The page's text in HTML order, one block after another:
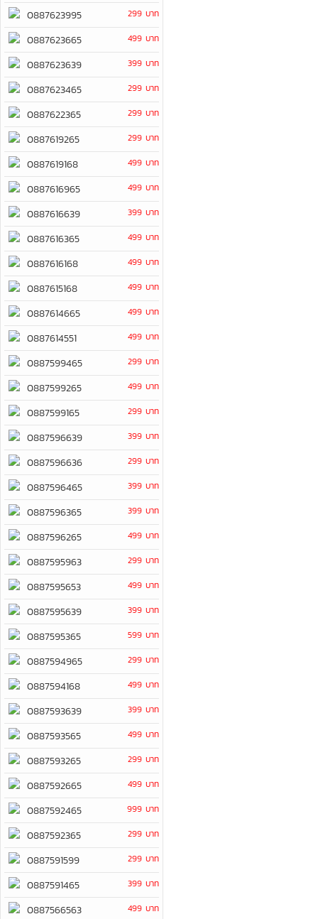
0887623995 299 บาท
0887623665 499 บาท
0887623639 399 บาท
0887623465 299 บาท
0887622365 299 บาท
0887619265 299 บาท
0887619168 499 บาท
0887616965 499 บาท
0887616639 399 บาท
0887616365 499 บาท
0887616168 499 บาท
0887615168 499 บาท
0887614665 499 บาท
0887614551 499 บาท
0887599465 299 บาท
0887599265 499 บาท
0887599165 299 บาท
0887596639 399 บาท
0887596636 299 บาท
0887596465 399 บาท
0887596365 399 บาท
0887596265 499 บาท
0887595963 299 บาท
0887595653 499 บาท
0887595639 399 บาท
0887595365 599 บาท
0887594965 299 บาท
0887594168 499 บาท
0887593639 399 บาท
0887593565 499 บาท
0887593265 299 บาท
0887592665 499 บาท
0887592465 999 บาท
0887592365 299 บาท
0887591599 299 บาท
0887591465 399 บาท
0887566563 499 บาท